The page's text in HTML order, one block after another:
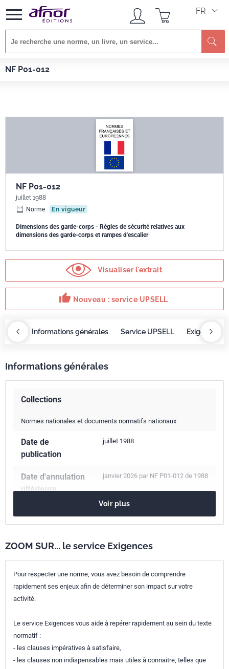
FR
NF P01-012
Afnor EDITIONS
NF P01-012
juillet 1988
Norme
En vigueur
Dimensions des garde-corps - Règles de sécurité relatives aux
dimensions des garde-corps et rampes d'escalier
Visualiser l'extrait
thumb_up Nouveau : service UPSELL
Informations générales Service UPSELL Exigences
Informations générales
Collections
Normes nationales et documents normatifs nationaux
Date de
publication
juillet 1988
Date d'annulation
ultérieure
janvier 2026 par NF P01-012 de 1988
91.060.30Plafonds. Planchers. Escaliers
Numéro de tirage
Voir plus
ZOOM SUR... le service Exigences
Pour respecter une norme, vous avez besoin de comprendre
rapidement ses enjeux afin de déterminer son impact sur votre
activité.
Le service Exigences vous aide à repérer rapidement au sein du texte
normatif :
- les clauses impératives à satisfaire,
- les clauses non indispensables mais utiles à connaitre, telles que